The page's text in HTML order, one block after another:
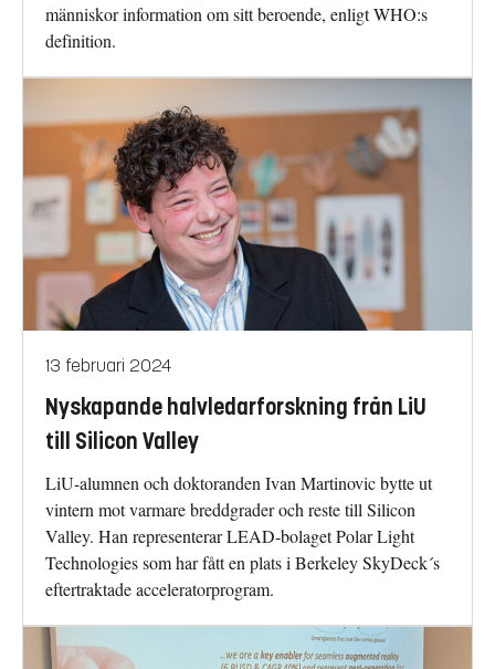
människor information om sitt beroende, enligt WHO:s
definition.
13 februari 2024
Nyskapande halvledarforskning från LiU
till Silicon Valley
LiU-alumnen och doktoranden Ivan Martinovic bytte ut
vintern mot varmare breddgrader och reste till Silicon
Valley. Han representerar LEAD-bolaget Polar Light
Technologies som har fått en plats i Berkeley SkyDeck´s
eftertraktade acceleratorprogram.